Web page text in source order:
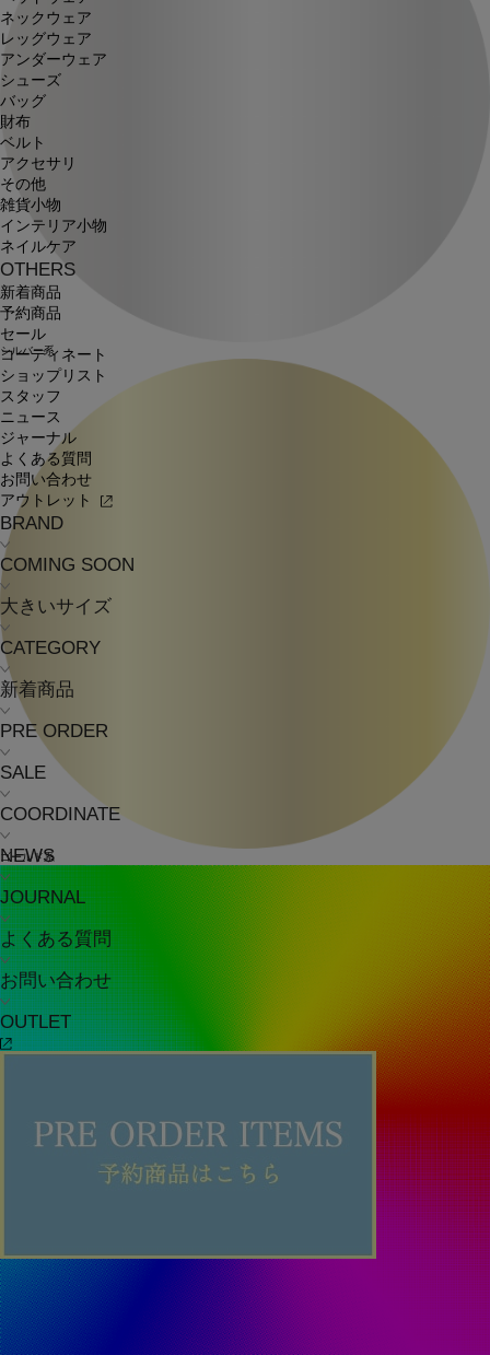
ネックウェア
レッグウェア
アンダーウェア
シューズ
バッグ
財布
ベルト
アクセサリ
その他
雑貨小物
インテリア小物
ネイルケア
OTHERS
新着商品
予約商品
セール
コーディネート
ショップリスト
スタッフ
ニュース
ジャーナル
よくある質問
お問い合わせ
アウトレット
BRAND
COMING SOON
大きいサイズ
CATEGORY
新着商品
PRE ORDER
SALE
COORDINATE
NEWS
JOURNAL
よくある質問
お問い合わせ
OUTLET
シルバー系
ゴールド系